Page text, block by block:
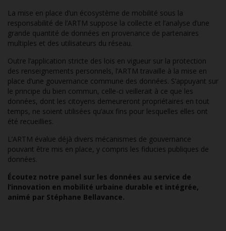
La mise en place d’un écosystème de mobilité sous la
responsabilité de l’ARTM suppose la collecte et l’analyse d’une
grande quantité de données en provenance de partenaires
multiples et des utilisateurs du réseau.
Outre l’application stricte des lois en vigueur sur la protection
des renseignements personnels, l’ARTM travaille à la mise en
place d’une gouvernance commune des données. S’appuyant sur
le principe du bien commun, celle-ci veillerait à ce que les
données, dont les citoyens demeureront propriétaires en tout
temps, ne soient utilisées qu’aux fins pour lesquelles elles ont
été recueillies.
L’ARTM évalue déjà divers mécanismes de gouvernance
pouvant être mis en place, y compris les fiducies publiques de
données.
Écoutez notre panel sur les données au service de
l’innovation en mobilité urbaine durable et intégrée,
animé par Stéphane Bellavance.